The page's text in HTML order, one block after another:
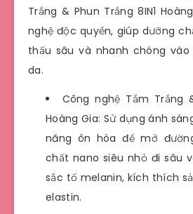
Trắng & Phun Trắng 8IN1
nghệ độc quyền, giúp dưỡng
thấu sâu và nhanh chóng
da.
Công nghệ Tắm Trắng
Hoàng Gia: Sử dụng ánh
năng ôn hòa để mở
chất nano siêu nhỏ đi sâu
sắc tố melanin, kích thích
elastin.